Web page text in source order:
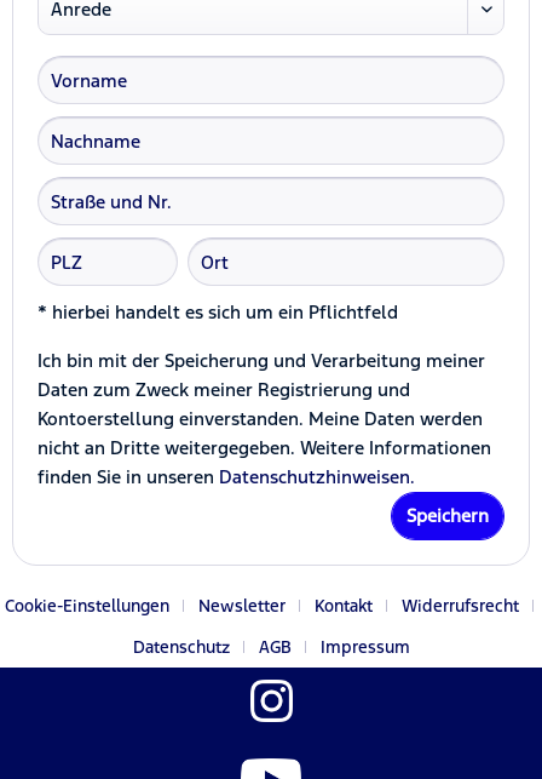
* hierbei handelt es sich um ein Pflichtfeld
Ich bin mit der Speicherung und Verarbeitung meiner
Daten zum Zweck meiner Registrierung und
Kontoerstellung einverstanden. Meine Daten werden
nicht an Dritte weitergegeben. Weitere Informationen
finden Sie in unseren Datenschutzhinweisen.
Speichern
Cookie-Einstellungen Newsletter Kontakt
Widerrufsrecht
Datenschutz
AGB Impressum